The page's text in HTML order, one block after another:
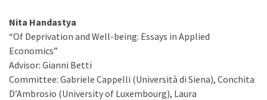
Nita Handastya
“Of Deprivation and Well-being: Essays in Applied
Economics”
Advisor: Gianni Betti
Committee: Gabriele Cappelli (Università di Siena), Conchita
D’Ambrosio (University of Luxembourg), Laura